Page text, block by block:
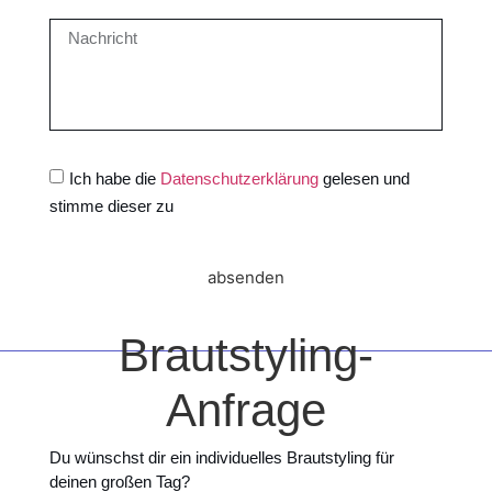
Ich habe die Datenschutzerklärunggelesen und
stimme dieser zu
absenden
Brautstyling-
Anfrage
Du wünschst dir ein individuelles Brautstyling für
deinen großen Tag?